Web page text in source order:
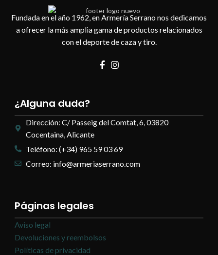
Fundada en el año 1962, en Armería Serrano nos dedicamos
a ofrecer la más amplia gama de productos relacionados
con el deporte de caza y tiro.
¿Alguna duda?
Dirección: C/ Passeig del Comtat, 6, 03820
Cocentaina, Alicante
Teléfono: (+34) 965 59 03 69
Correo: info@armeriaserrano.com
Páginas legales
Aviso legal
Devoluciones y reembolsos
Políticas de privacidad